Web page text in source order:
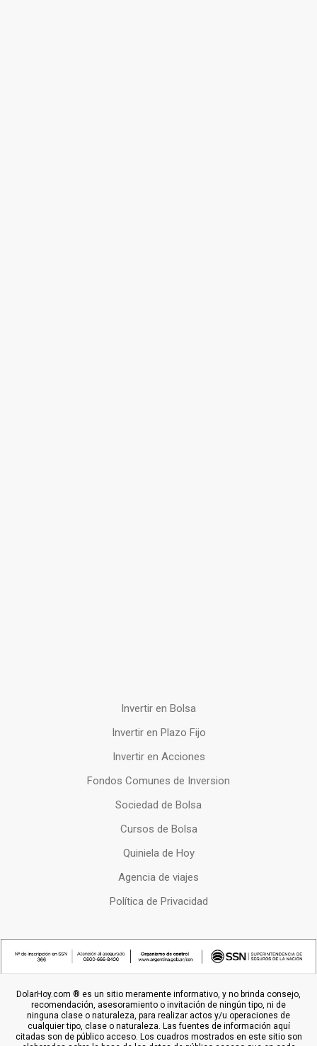
Invertir en Bolsa
Invertir en Plazo Fijo
Invertir en Acciones
Fondos Comunes de Inversion
Sociedad de Bolsa
Cursos de Bolsa
Quiniela de Hoy
Agencia de viajes
Política de Privacidad
DolarHoy.com ® es un sitio meramente informativo, y no brinda consejo,
recomendación, asesoramiento o invitación de ningún tipo, ni de
ninguna clase o naturaleza, para realizar actos y/u operaciones de
cualquier tipo, clase o naturaleza. Las fuentes de información aquí
citadas son de público acceso. Los cuadros mostrados en este sitio son